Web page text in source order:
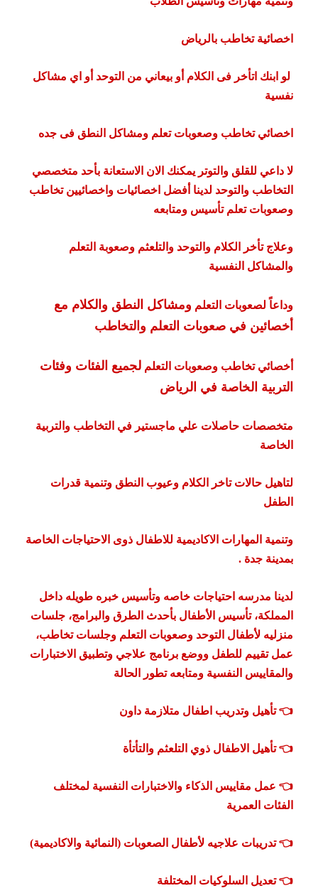
اخصائية تخاطب بالرياض
لو ابنك اتأخر فى الكلام أو بيعاني من التوحد أو اي مشاكل
نفسية
اخصائي تخاطب وصعوبات تعلم ومشاكل النطق فى جده
لا داعي للقلق والتوتر يمكنك الان الاستعانة بأحد متخصصي
التخاطب والتوحد لدينا أفضل اخصائيات واخصائيين تخاطب
وصعوبات تعلم تأسيس ومتابعه
وعلاج تأخر الكلام والتوحد والتلعثم وصعوبة التعلم
والمشاكل النفسية
وداعاً لصعوبات التعلم ومشاكل النطق والكلام مع
أخصائين في صعوبات التعلم والتخاطب
أخصائي تخاطب وصعوبات التعلم لجميع الفئات وفئات
التربية الخاصة في الرياض
متخصصات حاصلات علي ماجستير في التخاطب والتربية
الخاصة
لتاهيل حالات تاخر الكلام وعيوب النطق وتنمية قدرات
الطفل
وتنمية المهارات الاكاديمية للاطفال ذوى الاحتياجات الخاصة
بمدينة جدة .
لدينا مدرسه احتياجات خاصه وتأسيس خبره طويله داخل
المملكة، تأسيس الأطفال بأحدث الطرق والبرامج، جلسات
منزليه لأطفال التوحد وصعوبات التعلم وجلسات تخاطب،
عمل تقييم للطفل ووضع برنامج علاجي وتطبيق الاختبارات
والمقاييس النفسية ومتابعه تطور الحالة
👈 تأهيل وتدريب اطفال متلازمة داون
👈 تأهيل الاطفال ذوي التلعثم والتأتأة
👈 عمل مقاييس الذكاء والاختبارات النفسية لمختلف
الفئات العمرية
👈 تدريبات علاجيه لأطفال الصعوبات (النمائية والاكاديمية)
👈 تعديل السلوكيات المختلفة